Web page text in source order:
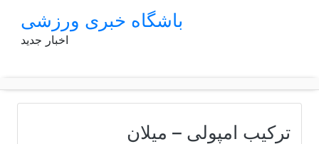
باشگاه خبری ورزشی
اخبار جدید
ترکیب امپولی – میلان